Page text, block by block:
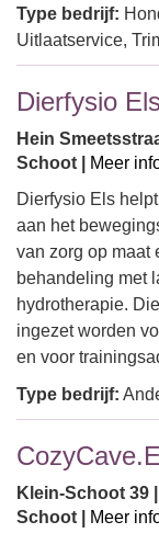
Type bedrijf:
Uitlaatservice,
Dierfysio Els
Hein
Schoot |
Meer
Dierfysio Els
aan het
van zorg op maat
behandeling met
hydrotherapie.
ingezet worden
en voor
Type bedrijf:
Klein-Schoot 39
Schoot |
Meer